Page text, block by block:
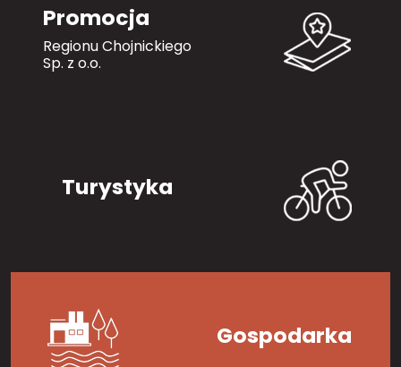
Promocja
Regionu Chojnickiego
Sp. z o.o.
Turystyka
Gospodarka